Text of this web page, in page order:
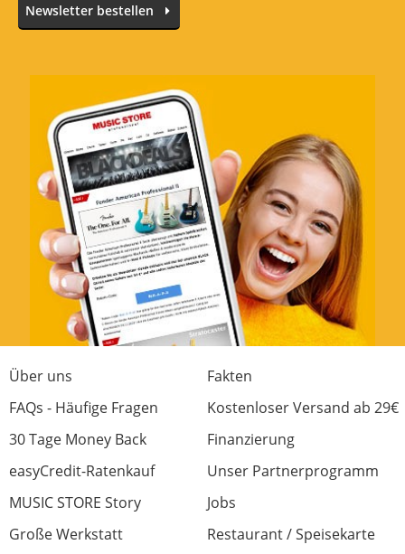
Newsletter bestellen
Über uns
Fakten
FAQs - Häufige Fragen
Kostenloser Versand ab 29€
30 Tage Money Back
Finanzierung
easyCredit-Ratenkauf
Unser Partnerprogramm
MUSIC STORE Story
Jobs
Große Werkstatt
Restaurant / Speisekarte